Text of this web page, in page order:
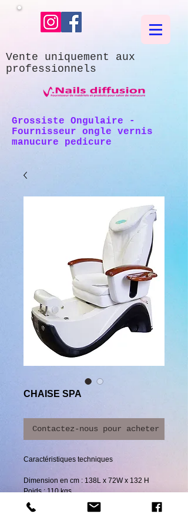
Vente uniquement aux
professionnels
Grossiste Ongulaire -
Fournisseur ongle vernis
manucure pedicure
CHAISE SPA
Contactez-nous pour acheter
Caractéristiques techniques
Dimension en cm : 138L x 72W x 132 H
Poids : 110 kgs
Capacité du bac : 19L
Système d’énergie 2 moteurs tourbillon :